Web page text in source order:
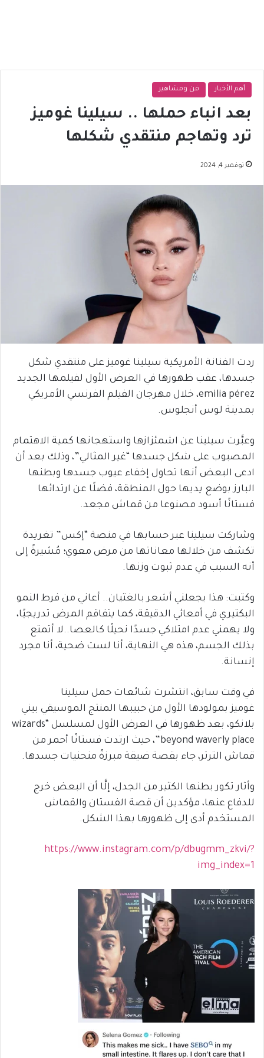
أهم الأخبار فن ومشاهير
بعد انباء حملها .. سيلينا غوميز
ترد وتهاجم منتقدي شكلها
نوفمبر 4, 2024
ردت الفنانة الأمريكية سيلينا غوميز على منتقدي شكل
جسدها، عقب ظهورها في العرض الأول لفيلمها الجديد
emilia pérez، خلال مهرجان الفيلم الفرنسي الأمريكي
بمدينة لوس أنجلوس.
وعبَّرت سيلينا عن اشمئزازها واستهجانها كمية الاهتمام
المصبوب على شكل جسدها “غير المثالي”، وذلك بعد أن
ادعى البعض أنها تحاول إخفاء عيوب جسدها وبطنها
البارز بوضع يديها حول المنطقة، فضلًا عن ارتدائها
فستانًا أسود مصنوعا من قماش مجعد.
وشاركت سيلينا عبر حسابها في منصة “إكس” تغريدة
تكشف من خلالها معاناتها من مرض معوي؛ مُشيرةً إلى
أنه السبب في عدم ثبوت وزنها.
وكتبت: هذا يجعلني أشعر بالغثيان.. أعاني من فرط النمو
البكتيري في أمعائي الدقيقة، كما يتفاقم المرض تدريجيًا،
ولا يهمني عدم امتلاكي جسدًا نحيلًا كالعصا..لا أتمتع
بذلك الجسم، هذه هي النهاية، أنا لست ضحية، أنا مجرد
إنسانة.
في وقت سابق، انتشرت شائعات حمل سيلينا
غوميز بمولودها الأول من حبيبها المنتج الموسيقي بيني
بلانكو، بعد ظهورها في العرض الأول لمسلسل “wizards
beyond waverly place”، حيث ارتدت فستانًا أحمر من
قماش الترتر، جاء بقصة ضيقة مبرزةً منحنيات جسدها.
وأثار تكور بطنها الكثير من الجدل، إلَّا أن البعض خرج
للدفاع عنها، مؤكدين أن قصة الفستان والقماش
المستخدم أدى إلى ظهورها بهذا الشكل.
https://www.instagram.com/p/dbugmm_zkvi/?
img_index=1